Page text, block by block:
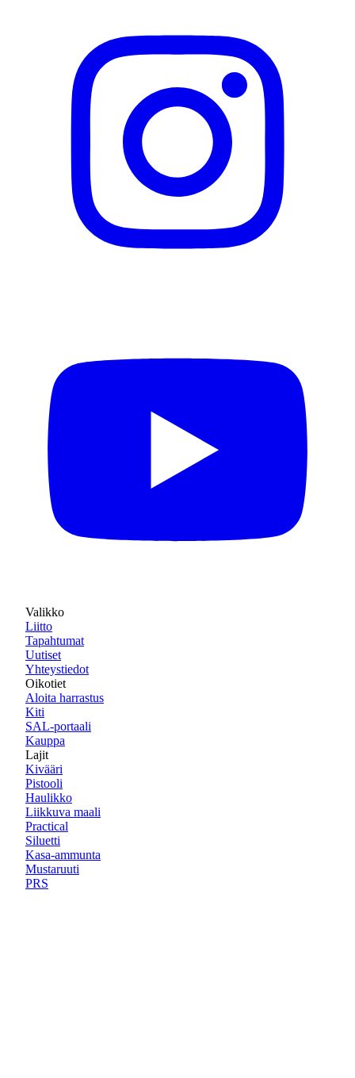
Valikko
Liitto
Tapahtumat
Uutiset
Yhteystiedot
Oikotiet
Aloita harrastus
Kiti
SAL-portaali
Kauppa
Lajit
Kivääri
Pistooli
Haulikko
Liikkuva maali
Practical
Siluetti
Kasa-ammunta
Mustaruuti
PRS